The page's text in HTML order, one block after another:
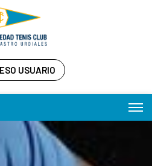
USUARIO